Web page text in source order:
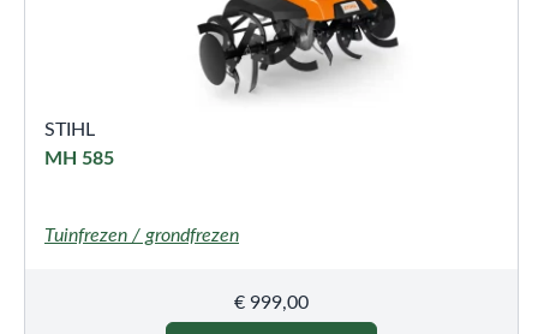
STIHL
MH 585
Tuinfrezen / grondfrezen
€ 999,00